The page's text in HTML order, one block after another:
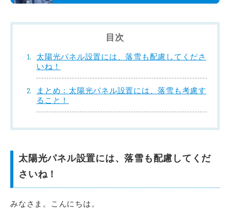
目次
太陽光パネル設置には、落雪も配慮してくださ
いね！
まとめ：太陽光パネル設置には、落雪も考慮す
ること！
太陽光パネル設置には、落雪も配慮してくだ
さいね！
みなさま。こんにちは。